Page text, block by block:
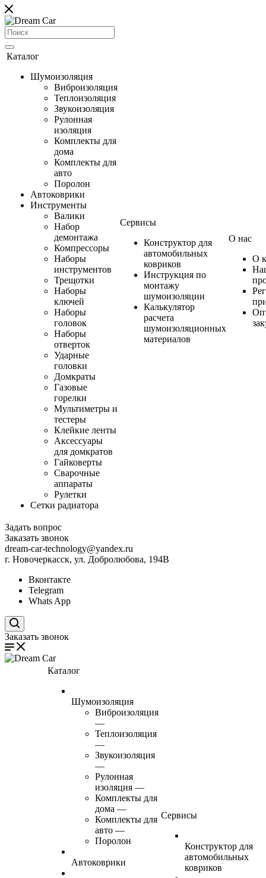
Каталог
Шумоизоляция
Виброизоляция
Теплоизоляция
Звукоизоляция
Рулонная
изоляция
Комплекты для
дома
Комплекты для
авто
Поролон
Автоковрики
Инструменты
Валики
Набор
демонтажа
Компрессоры
Наборы
инструментов
Трещотки
Наборы
ключей
Наборы
головок
Наборы
отверток
Ударные
головки
Домкраты
Газовые
горелки
Мультиметры и
тестеры
Клейкие ленты
Аксессуары
для домкратов
Гайковерты
Сварочные
аппараты
Рулетки
Сетки радиатора
Сервисы
Конструктор для
автомобильных
ковриков
Инструкция по
монтажу
шумоизоляции
Калькулятор
расчета
шумоизоляционных
материалов
О нас
О
Задать вопрос
Заказать звонок
dream-car-technology@yandex.ru
г. Новочеркасск, ул. Добролюбова, 194В
Вконтакте
Telegram
Whats App
Заказать звонок
Каталог
Шумоизоляция
Виброизоляция
—
Теплоизоляция
—
Звукоизоляция
—
Рулонная
изоляция —
Комплекты для
дома —
Комплекты для
авто —
Поролон
Автоковрики
Сервисы
Конструктор для
автомобильных
ковриков